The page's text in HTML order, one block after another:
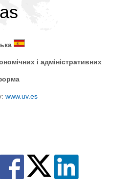
і адміністративних
www.uv.es